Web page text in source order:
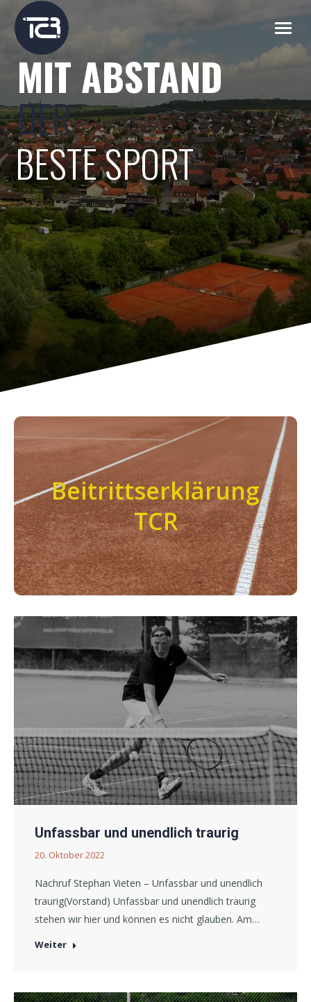
DER
MIT ABSTAND
BESTE SPORT
Beitrittserklärung
TCR
TCR Beitrittserklärung
zum Download
Interesse am TCR? Hier ist unser Beitrittsformular
TCR_Beitrittserklärung
Unfassbar und unendlich traurig
20. Oktober 2022
Nachruf Stephan Vieten – Unfassbar und unendlich
traurig(Vorstand) Unfassbar und unendlich traurig
stehen wir hier und können es nicht glauben. Am…
Weiter